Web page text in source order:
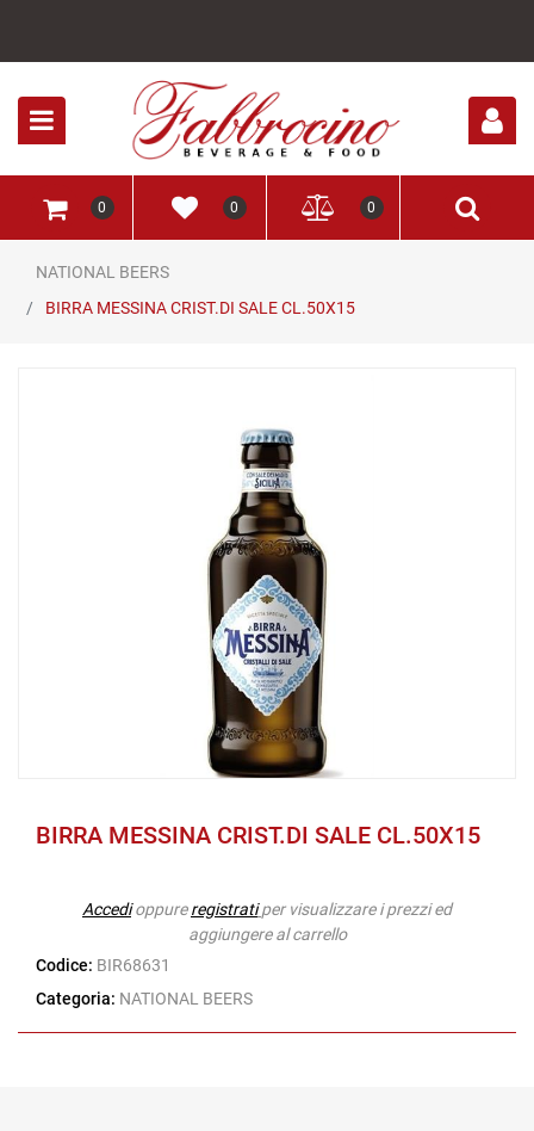
0 0 0
NATIONAL BEERS
BIRRA MESSINA CRIST.DI SALE CL.50X15
BIRRA MESSINA CRIST.DI SALE CL.50X15
Accedioppureregistrati per visualizzare i prezzi ed
aggiungere al carrello
Codice: BIR68631
Categoria: NATIONAL BEERS